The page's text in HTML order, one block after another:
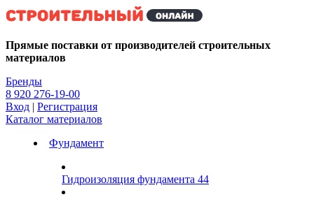
Kg
Прямые поставки от производителей строительных
материалов
Бренды
8 920 276-19-00
Вход | Регистрация
Каталог материалов
Фундамент
Гидроизоляция фундамента 44